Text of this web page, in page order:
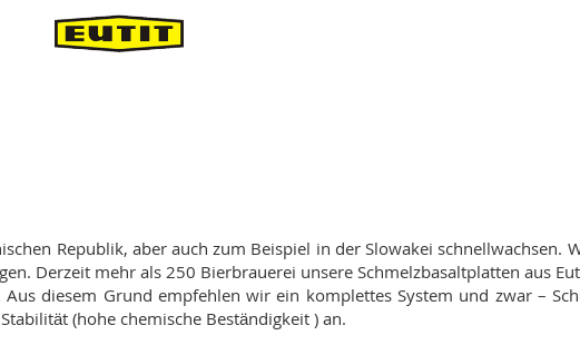
Republik, aber auch zum Beispiel in der Slowakei schnellwachsen.
Derzeit mehr als 250 Bierbrauerei unsere Schmelzbasaltplatten aus
diesem Grund empfehlen wir ein komplettes System und zwar –
(hohe chemische Beständigkeit ) an.